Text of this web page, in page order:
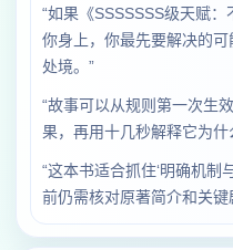
“如果《SSSSSSS级天赋
你身上，你最先要解决的
处境。”
“故事可以从规则第一次生
果，再用十几秒解释它为什
“这本书适合抓住‘明确机制
前仍需核对原著简介和关键